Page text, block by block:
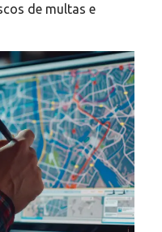
de multas e